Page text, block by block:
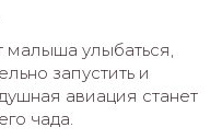
малыша улыбаться,
запустить и
авиация станет
чада.